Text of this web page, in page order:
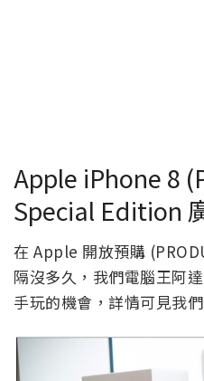
Apple iPhone 8
Special Edition
在 Apple 開放預購
隔沒多久，我們電腦王阿
手玩的機會，詳情可見我